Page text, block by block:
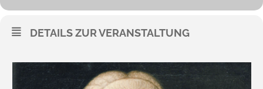
DETAILS ZUR VERANSTALTUNG